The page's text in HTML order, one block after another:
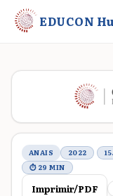
EDUCON
Metadados
ANAIS 2022
⏱ 29 MIN
Imprimir/PDF